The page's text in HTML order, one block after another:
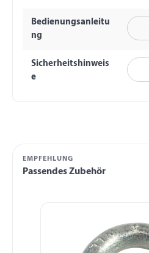
Bedienungsanleitu
ng
Sicherheitshinweis
e
EMPFEHLUNG
Passendes Zubehör